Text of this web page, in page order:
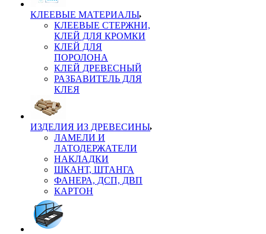
КЛЕЕВЫЕ МАТЕРИАЛЫ
КЛЕЕВЫЕ СТЕРЖНИ,
КЛЕЙ ДЛЯ КРОМКИ
КЛЕЙ ДЛЯ
ПОРОЛОНА
КЛЕЙ ДРЕВЕСНЫЙ
РАЗБАВИТЕЛЬ ДЛЯ
КЛЕЯ
ИЗДЕЛИЯ ИЗ ДРЕВЕСИНЫ
ЛАМЕЛИ И
ЛАТОДЕРЖАТЕЛИ
НАКЛАДКИ
ШКАНТ, ШТАНГА
ФАНЕРА, ДСП, ДВП
КАРТОН